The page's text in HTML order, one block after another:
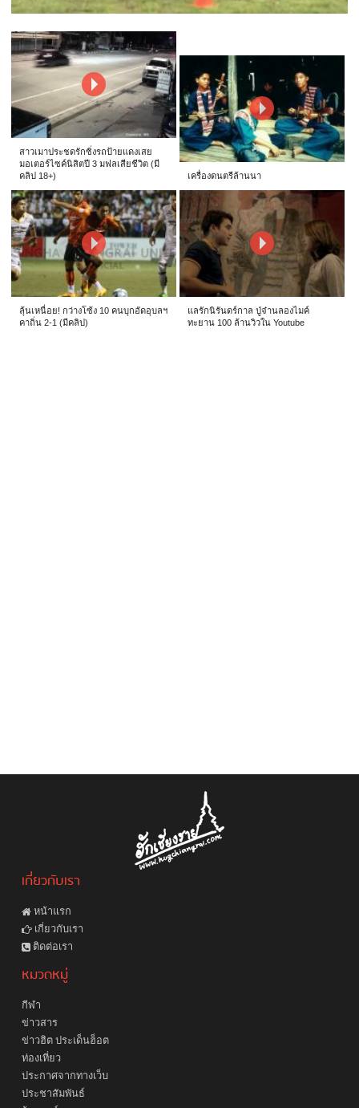
สาวเมาประชดรักซิ่งรถป้ายแดงเสย
มอเตอร์ไซค์นิสิตปี 3 มฟลเสียชีวิต (มี
คลิป 18+)
เครื่องดนตรีล้านนา
ลุ้นเหนื่อย! กว่างโซ้ง 10 คนบุกอัดอุบลฯ
คาถิ่น 2-1 (มีคลิป)
แลรักนิรันดร์กาล ปู่จ๋านลองไมค์
ทะยาน 100 ล้านวิวใน Youtube
เกี่ยวกับเรา
หน้าแรก
เกี่ยวกับเรา
ติดต่อเรา
หมวดหมู่
กีฬา
ข่าวสาร
ข่าวฮิต ประเด็นฮ็อต
ท่องเที่ยว
ประกาศจากทางเว็บ
ประชาสัมพันธ์